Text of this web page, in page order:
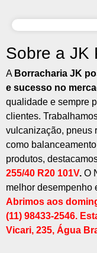
Sobre a JK
A Borracharia JK
e sucesso no
qualidade e sempre
clientes.
vulcanização, pneus
como
produtos,
255/40 R20 101V. O
melhor desempenho
Abrimos aos
(11) 98433-2546.
Vicari, 235, Água